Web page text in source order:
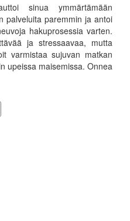
sinua ymmärtämään
palveluita paremmin ja antoi
hakuprosessia varten.
ja stressaavaa, mutta
varmistaa sujuvan matkan
upeissa maisemissa. Onnea